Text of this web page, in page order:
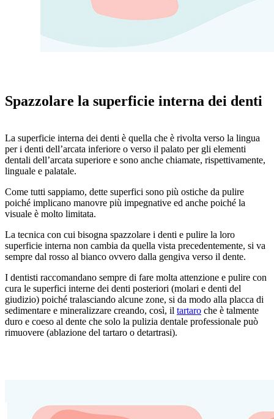
Spazzolare la superficie interna dei denti
La superficie interna dei denti è quella che è rivolta verso la lingua
per i denti dell’arcata inferiore o verso il palato per gli elementi
dentali dell’arcata superiore e sono anche chiamate, rispettivamente,
linguale e palatale.
Come tutti sappiamo, dette superfici sono più ostiche da pulire
poiché implicano manovre più impegnative ed anche poiché la
visuale è molto limitata.
La tecnica con cui bisogna spazzolare i denti e pulire la loro
superficie interna non cambia da quella vista precedentemente, si va
sempre dal rosso al bianco ovvero dalla gengiva verso il dente.
I dentisti raccomandano sempre di fare molta attenzione e pulire con
cura le superfici interne dei denti posteriori (molari e denti del
giudizio) poiché tralasciando alcune zone, si da modo alla placca di
sedimentare e mineralizzare creando, così, il tartaro che è talmente
duro e coeso al dente che solo la pulizia dentale professionale può
rimuovere (ablazione del tartaro o detartrasi).